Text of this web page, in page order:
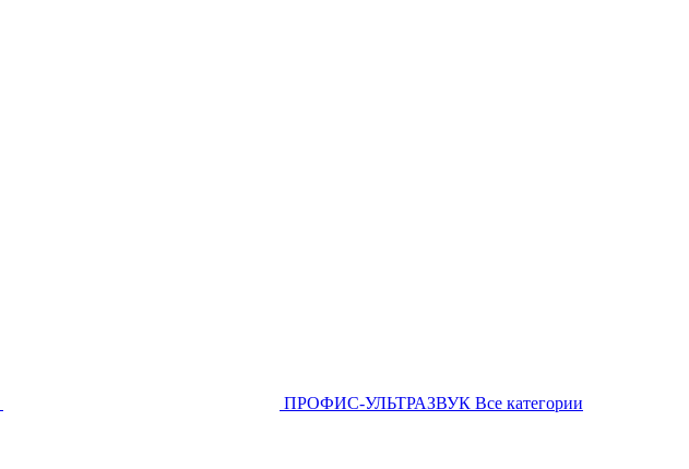
ПРОФИС-УЛЬТРАЗВУК Все категории